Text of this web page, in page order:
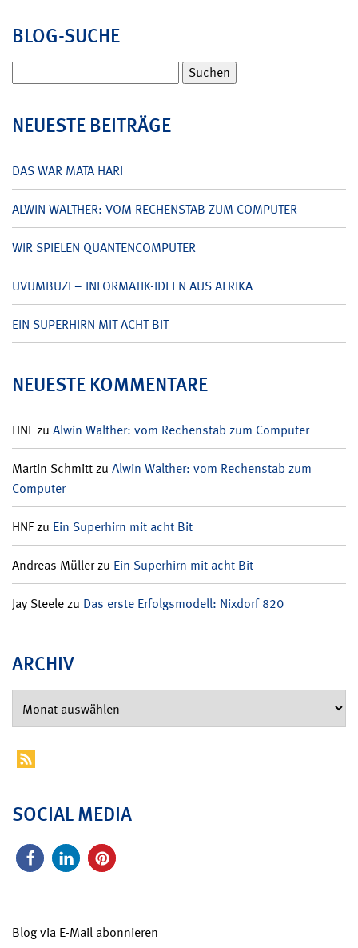
BLOG-SUCHE
nach:
NEUESTE BEITRÄGE
DAS WAR MATA HARI
ALWIN WALTHER: VOM RECHENSTAB ZUM COMPUTER
WIR SPIELEN QUANTENCOMPUTER
UVUMBUZI – INFORMATIK-IDEEN AUS AFRIKA
EIN SUPERHIRN MIT ACHT BIT
NEUESTE KOMMENTARE
HNFzu Alwin Walther: vom Rechenstab zum Computer
Martin Schmittzu Alwin Walther: vom Rechenstab zum
Computer
HNFzu Ein Superhirn mit acht Bit
Andreas Müllerzu Ein Superhirn mit acht Bit
Jay Steelezu Das erste Erfolgsmodell: Nixdorf 820
ARCHIV
SOCIAL MEDIA
Blog via E-Mail abonnieren